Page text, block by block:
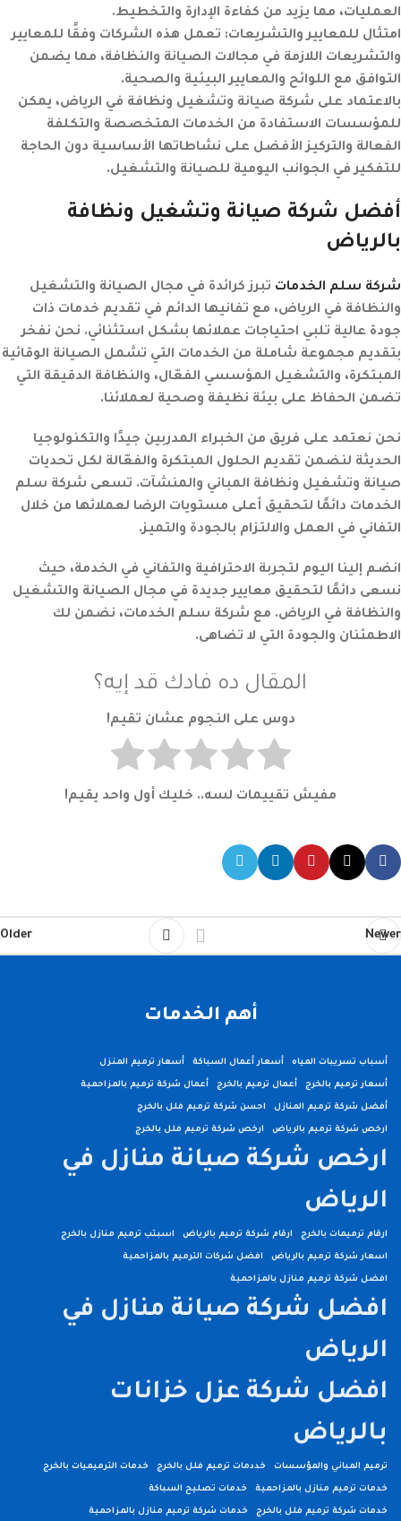
العمليات، مما يزيد من كفاءة الإدارة والتخطيط.
امتثال للمعايير والتشريعات: تعمل هذه الشركات وفقًا للمعايير
والتشريعات اللازمة في مجالات الصيانة والنظافة، مما يضمن
التوافق مع اللوائح والمعايير البيئية والصحية.
بالاعتماد على شركة صيانة وتشغيل ونظافة في الرياض، يمكن
للمؤسسات الاستفادة من الخدمات المتخصصة والتكلفة
الفعالة والتركيز الأفضل على نشاطاتها الأساسية دون الحاجة
للتفكير في الجوانب اليومية للصيانة والتشغيل.
أفضل شركة صيانة وتشغيل ونظافة
بالرياض
شركة سلم الخدمات تبرز كرائدة في مجال الصيانة والتشغيل
والنظافة في الرياض، مع تفانيها الدائم في تقديم خدمات ذات
جودة عالية تلبي احتياجات عملائها بشكل استثنائي. نحن نفخر
بتقديم مجموعة شاملة من الخدمات التي تشمل الصيانة الوقائية
المبتكرة، والتشغيل المؤسسي الفعّال، والنظافة الدقيقة التي
تضمن الحفاظ على بيئة نظيفة وصحية لعملائنا.
نحن نعتمد على فريق من الخبراء المدربين جيدًا والتكنولوجيا
الحديثة لنضمن تقديم الحلول المبتكرة والفعّالة لكل تحديات
صيانة وتشغيل ونظافة المباني والمنشآت. تسعى شركة سلم
الخدمات دائمًا لتحقيق أعلى مستويات الرضا لعملائها من خلال
التفاني في العمل والالتزام بالجودة والتميز.
انضم إلينا اليوم لتجربة الاحترافية والتفاني في الخدمة، حيث
نسعى دائمًا لتحقيق معايير جديدة في مجال الصيانة والتشغيل
والنظافة في الرياض. مع شركة سلم الخدمات، نضمن لك
الاطمئنان والجودة التي لا تضاهى.
المقال ده فادك قد إيه؟
دوس على النجوم عشان تقيم!
مفيش تقييمات لسه.. خليك أول واحد يقيم!
Newer
Older
أهم الخدمات
أسباب تسريبات المياه أسعار أعمال السباكة أسعار ترميم المنزل
أسعار ترميم بالخرج أعمال ترميم بالخرج أعمال شركة ترميم بالمزاحمية
أفضل شركة ترميم المنازل احسن شركة ترميم فلل بالخرج
ارخص شركة ترميم بالرياض ارخص شركة ترميم فلل بالخرج
ارخص شركة صيانة منازل في
الرياض
ارقام ترميمات بالخرج ارقام شركة ترميم بالرياض اسبتب ترميم منازل بالخرج
اسعار شركة ترميم بالرياض افضل شركات الترميم بالمزاحمية
افضل شركة ترميم منازل بالمزاحمية
افضل شركة صيانة منازل في
الرياض
افضل شركة عزل خزانات
بالرياض
ترميم المباني والمؤسسات خددمات ترميم فلل بالخرج خدمات الترميميات بالخرج
خدمات ترميم منازل بالمزاحمية خدمات تصليح السباكة
خدمات شركة ترميم فلل بالخرج خدمات شركة ترميم منازل بالمزاحمية